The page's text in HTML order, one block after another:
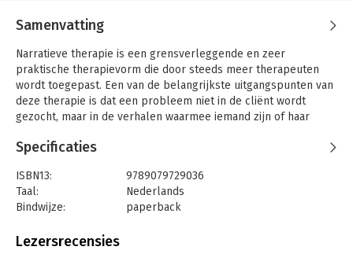
Samenvatting
Narratieve therapie is een grensverleggende en zeer
praktische therapievorm die door steeds meer therapeuten
wordt toegepast. Een van de belangrijkste uitgangspunten van
deze therapie is dat een probleem niet in de cliënt wordt
gezocht, maar in de verhalen waarmee iemand zijn of haar
momenten waarop een probleem niet of nauwelijks van
nieuwe werkelijkheid waarin het probleem een kleinere rol
speelt.
van zaken over deze fascinerende en zeer effectieve
Specificaties
ISBN13:
9789079729036
Taal:
Nederlands
Bindwijze:
paperback
Uitgever:
Lezersrecensies